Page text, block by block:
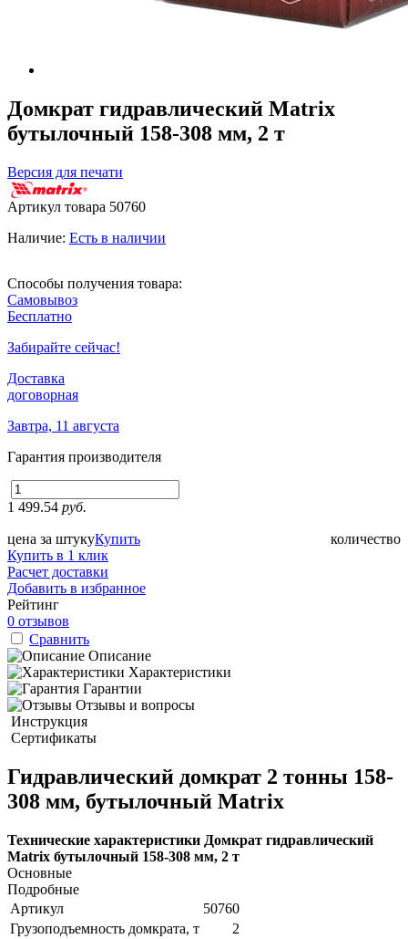
Домкрат гидравлический Matrix
бутылочный 158-308 мм, 2 т
Версия для печати
Артикул товара 50760
Наличие: Есть в наличии
Способы получения товара:
Самовывоз
Бесплатно
Забирайте сейчас!
Доставка
договорная
Завтра, 11 августа
Гарантия производителя
1 499.54 руб.
цена за штуку количество
Купить
Купить в 1 клик
Расчет доставки
Добавить в избранное
Рейтинг
0 отзывов
Сравнить
Описание
Характеристики
Гарантии
Отзывы и вопросы
Инструкция
Сертификаты
Гидравлический домкрат 2 тонны 158-
308 мм, бутылочный Matrix
Технические характеристики Домкрат гидравлический
Matrix бутылочный 158-308 мм, 2 т
Основные
Подробные
Артикул
50760
Грузоподъемность домкрата, т
2